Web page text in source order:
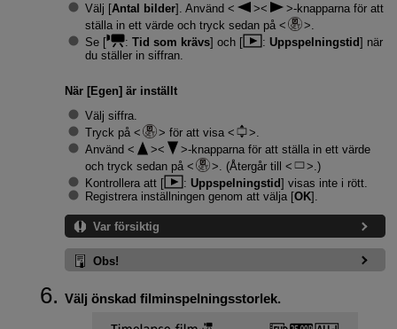
Välj [Antal bilder]. Använd
-knapparna för att
ställa in ett värde och tryck sedan på
Se [
: Tid som krävs] och [ : Uppspelningstid] när
du ställer in siffran.
När [Egen] är inställt
Välj siffra.
Tryck på
för att visa
Använd
-knapparna för att ställa in ett värde
och tryck sedan på
. (Återgår till
.)
Kontrollera att [
: Uppspelningstid] visas inte i rött.
Registrera inställningen genom att välja [OK].
Var försiktig
Obs!
Välj önskad filminspelningsstorlek.